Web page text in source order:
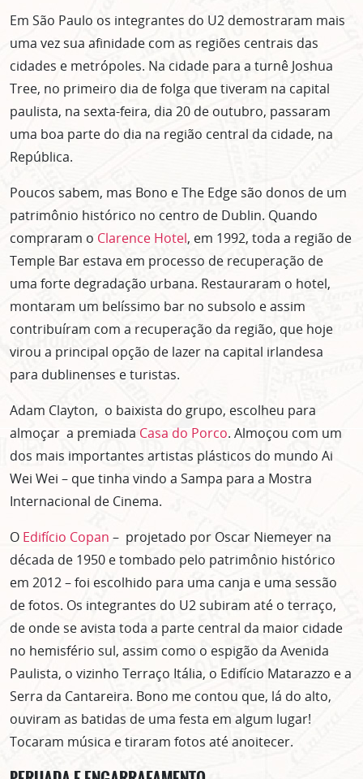
Em São Paulo os integrantes do U2 demostraram mais
uma vez sua afinidade com as regiões centrais das
cidades e metrópoles. Na cidade para a turnê Joshua
Tree, no primeiro dia de folga que tiveram na capital
paulista, na sexta-feira, dia 20 de outubro, passaram
uma boa parte do dia na região central da cidade, na
República.
Poucos sabem, mas Bono e The Edge são donos de um
patrimônio histórico no centro de Dublin. Quando
compraram o Clarence Hotel, em 1992, toda a região de
Temple Bar estava em processo de recuperação de
uma forte degradação urbana. Restauraram o hotel,
montaram um belíssimo bar no subsolo e assim
contribuíram com a recuperação da região, que hoje
virou a principal opção de lazer na capital irlandesa
para dublinenses e turistas.
Adam Clayton, o baixista do grupo, escolheu para
almoçar a premiada Casa do Porco. Almoçou com um
dos mais importantes artistas plásticos do mundo Ai
Wei Wei – que tinha vindo a Sampa para a Mostra
Internacional de Cinema.
O Edifício Copan – projetado por Oscar Niemeyer na
década de 1950 e tombado pelo patrimônio histórico
em 2012 – foi escolhido para uma canja e uma sessão
de fotos. Os integrantes do U2 subiram até o terraço,
de onde se avista toda a parte central da maior cidade
no hemisfério sul, assim como o espigão da Avenida
Paulista, o vizinho Terraço Itália, o Edifício Matarazzo e a
Serra da Cantareira. Bono me contou que, lá do alto,
ouviram as batidas de uma festa em algum lugar!
Tocaram música e tiraram fotos até anoitecer.